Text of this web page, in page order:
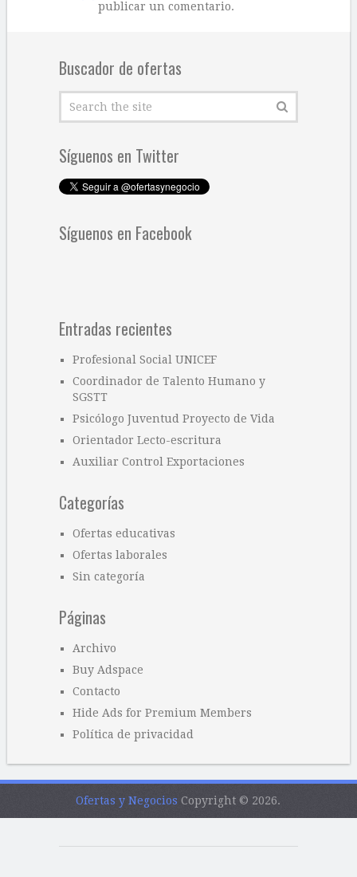
publicar un comentario.
Buscador de ofertas
Síguenos en Twitter
Síguenos en Facebook
Entradas recientes
Profesional Social UNICEF
Coordinador de Talento Humano y
SGSTT
Psicólogo Juventud Proyecto de Vida
Orientador Lecto-escritura
Auxiliar Control Exportaciones
Categorías
Ofertas educativas
Ofertas laborales
Sin categoría
Páginas
Archivo
Buy Adspace
Contacto
Hide Ads for Premium Members
Política de privacidad
Ofertas y Negocios Copyright © 2026.